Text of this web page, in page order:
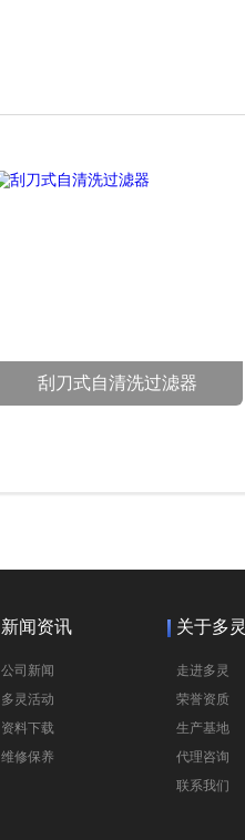
刮刀式自清洗过滤器
新闻资讯
公司新闻
多灵活动
资料下载
维修保养
关于多灵
走进多灵
荣誉资质
生产基地
代理咨询
联系我们